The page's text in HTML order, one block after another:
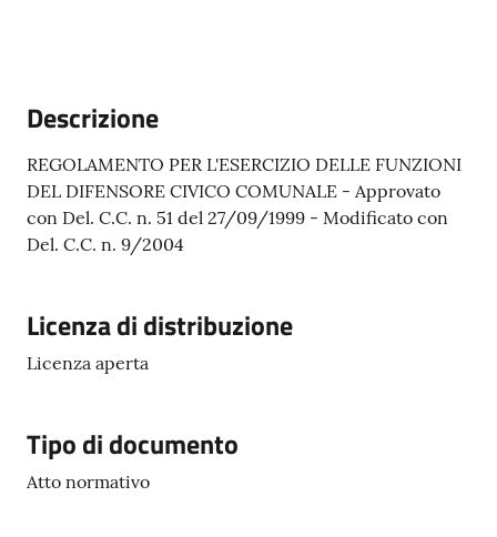
i
o
n
l
i
e
Tutti
Descrizione
REGOLAMENTO PER L'ESERCIZIO DELLE FUNZIONI
DEL DIFENSORE CIVICO COMUNALE - Approvato
con Del. C.C. n. 51 del 27/09/1999 - Modificato con
Del. C.C. n. 9/2004
Licenza di distribuzione
Licenza aperta
Tipo di documento
Atto normativo